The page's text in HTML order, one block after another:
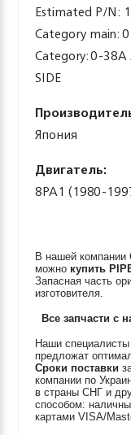
Estimated P/N:
Category main:
Category: 0-38A
SIDE
Япония
Двигатель:
8PA1 (1980-
В нашей
можно купить
Запасная часть
изготовителя.
Все запчасти с
Наши специалисты
предложат
Сроки поставки
компании по
в страны СНГ и
способом:
картами VISA/